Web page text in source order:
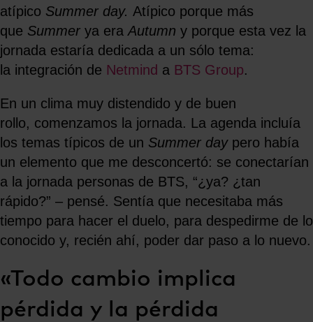
atípico Summer day. Atípico porque más
que Summer ya era Autumn y porque esta vez la
jornada estaría dedicada a un sólo tema:
la integración de Netmind a BTS Group.
En un clima muy distendido y de buen
rollo, comenzamos la jornada. La agenda incluía
los temas típicos de un Summer daypero había
un elemento que me desconcertó: se conectarían
a la jornada personas de BTS, “¿ya? ¿tan
rápido?” – pensé. Sentía que necesitaba más
tiempo para hacer el duelo, para despedirme de lo
conocido y, recién ahí, poder dar paso a lo nuevo.
«Todo cambio implica
pérdida y la pérdida